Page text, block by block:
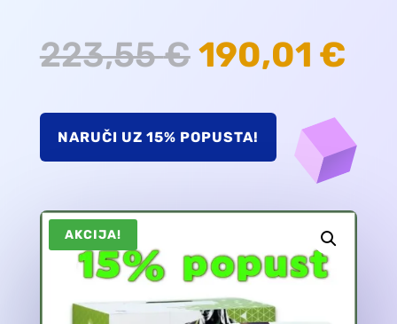
223,55€ Izvorna
cijena
223,55 €.
190,01 €
je:
NARUČI UZ 15% POPUSTA!
AKCIJA!